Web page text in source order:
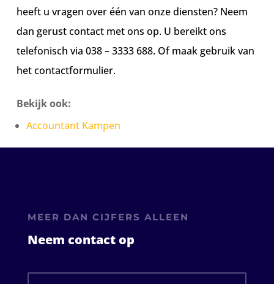
heeft u vragen over één van onze diensten? Neem
dan gerust contact met ons op. U bereikt ons
telefonisch via 038 – 3333 688. Of maak gebruik van
het contactformulier.
Bekijk ook:
Accountant Kampen
MEER DAN CIJFERS ALLEEN
Neem contact op
Naam *